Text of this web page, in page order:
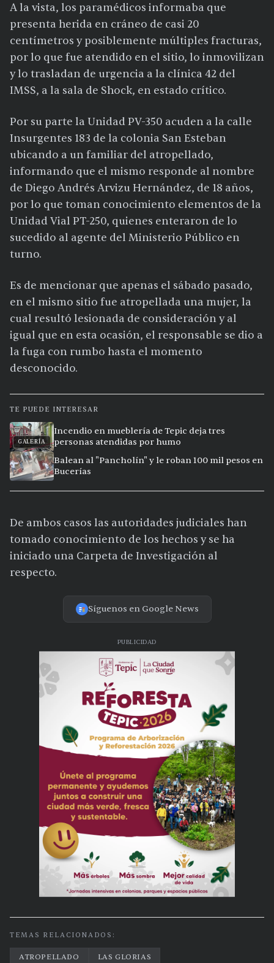
A la vista, los paramédicos informaba que
presenta herida en cráneo de casi 20
centímetros y posiblemente múltiples fracturas,
por lo que fue atendido en el sitio, lo inmovilizan
y lo trasladan de urgencia a la clínica 42 del
IMSS, a la sala de Shock, en estado crítico.
Por su parte la Unidad PV-350 acuden a la calle
Insurgentes 183 de la colonia San Esteban
ubicando a un familiar del atropellado,
informando que el mismo responde al nombre
de Diego Andrés Arvizu Hernández, de 18 años,
por lo que toman conocimiento elementos de la
Unidad Vial PT-250, quienes enteraron de lo
sucedido al agente del Ministerio Público en
turno.
Es de mencionar que apenas el sábado pasado,
en el mismo sitio fue atropellada una mujer, la
cual resultó lesionada de consideración y al
igual que en esta ocasión, el responsable se dio a
la fuga con rumbo hasta el momento
desconocido.
TE PUEDE INTERESAR
GALERÍA
Incendio en mueblería de Tepic deja tres
personas atendidas por humo
Balean al "Pancholín" y le roban 100 mil pesos en
Bucerías
De ambos casos las autoridades judiciales han
tomado conocimiento de los hechos y se ha
iniciado una Carpeta de Investigación al
respecto.
Síguenos en Google News
PUBLICIDAD
TEMAS RELACIONADOS:
ATROPELLADO LAS GLORIAS